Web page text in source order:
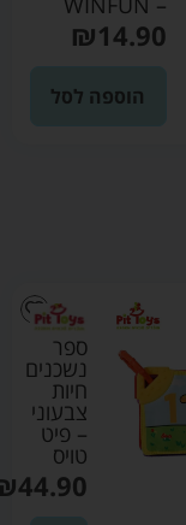
₪14.90
הוספה לסל
ספר
נשכנים
חיות
צבעוני
– פיט
טויס
44.90